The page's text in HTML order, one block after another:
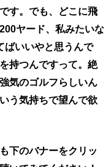
す。でも、どこに飛
ヤード、私みたいな
ばいいやと思うんで
持つんですって。絶
気のゴルフらしいん
う気持ちで望んで欲
下のバナーをクリッ